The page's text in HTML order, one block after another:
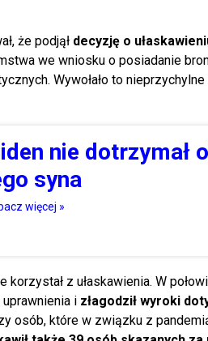
że podjął decyzję o
we wniosku o posiadanie
Wywołało to
nie dotrzymał
syna
więcej »
z ułaskawienia. W
i złagodził wyroki
osób, które w związku z